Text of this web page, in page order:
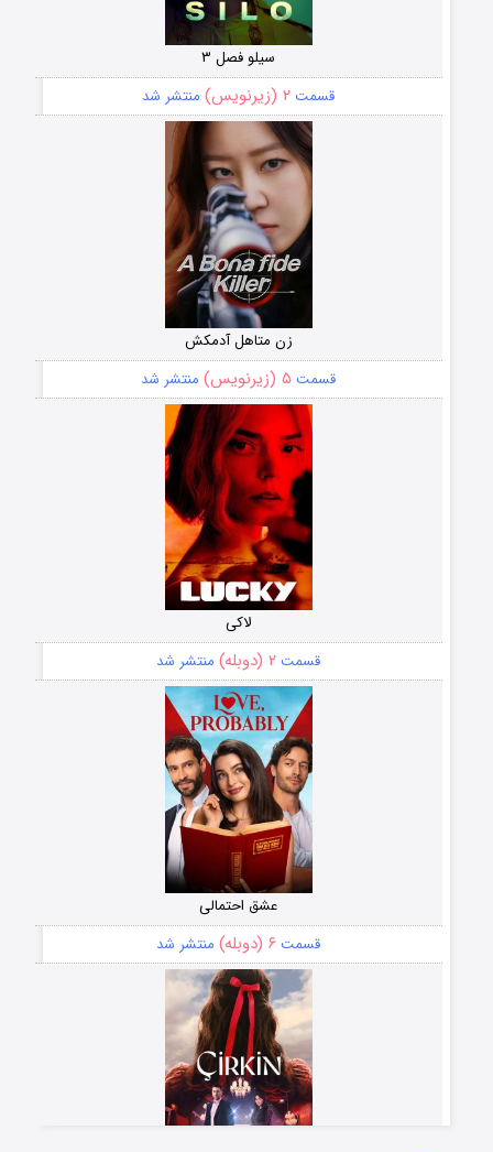
سیلو فصل ۳
قسمت ۲ (زیرنویس) منتشر شد
زن متاهل آدمکش
قسمت ۵ (زیرنویس) منتشر شد
لاکی
قسمت ۲ (دوبله) منتشر شد
عشق احتمالی
قسمت ۶ (دوبله) منتشر شد